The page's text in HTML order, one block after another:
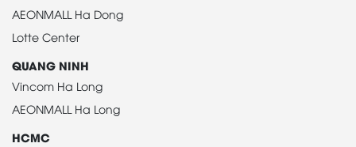
AEONMALL Ha Dong
Lotte Center
QUANG NINH
Vincom Ha Long
AEONMALL Ha Long
HCMC